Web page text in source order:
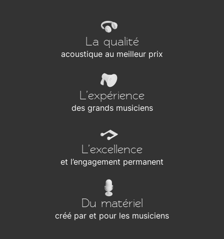
La qualité
acoustique au meilleur prix
L’expérience
des grands musiciens
L’excellence
et l’engagement permanent
Du matériel
créé par et pour les musiciens